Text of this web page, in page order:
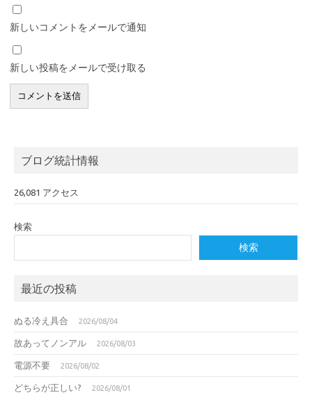
新しいコメントをメールで通知
新しい投稿をメールで受け取る
ブログ統計情報
26,081 アクセス
検索
検索
最近の投稿
ぬる冷え具合 2026/08/04
故あってノンアル 2026/08/03
電源不要 2026/08/02
どちらが正しい? 2026/08/01